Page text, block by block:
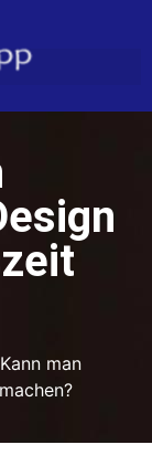
Kann man